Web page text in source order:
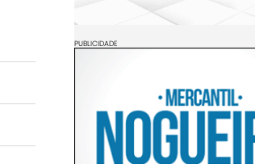
PUBLICIDADE